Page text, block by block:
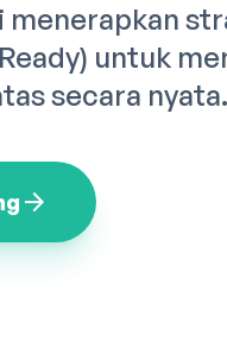
menerapkan
untuk
secara nyata.
arrow_forward